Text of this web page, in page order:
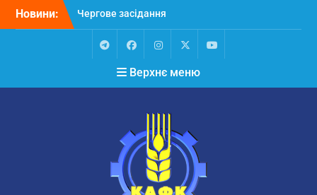
Новини:
Чергове засідання
стипендіальної комісії:
основні рішення
Небезпечні розваги
можуть коштувати життя
Крок до сучасної
Щасливої дороги,
випускники!
ВСТУП-2026
TelegramFacebookInstagram Youtube
Верхнє меню